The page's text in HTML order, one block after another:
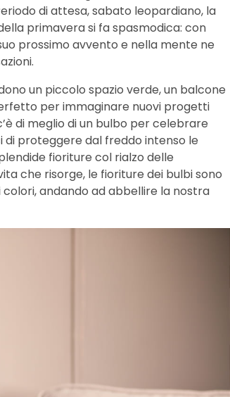
di attesa, sabato leopardiano, la
primavera si fa spasmodica: con
prossimo avvento e nella mente ne
un piccolo spazio verde, un balcone
per immaginare nuovi progetti
di meglio di un bulbo per celebrare
di proteggere dal freddo intenso le
fioriture col rialzo delle
che risorge, le fioriture dei bulbi sono
andando ad abbellire la nostra